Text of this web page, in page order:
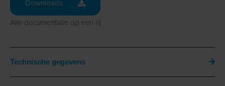
Downloads
Alle documentatie op een rij
Technische gegevens